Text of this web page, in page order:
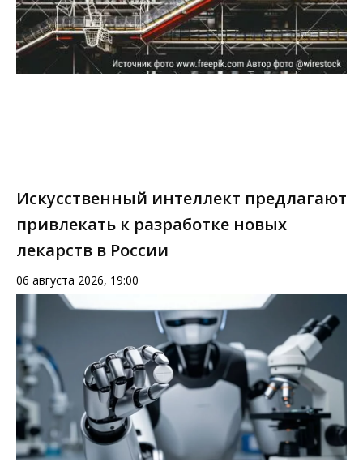
Искусственный интеллект предлагают
привлекать к разработке новых
лекарств в России
06 августа 2026, 19:00